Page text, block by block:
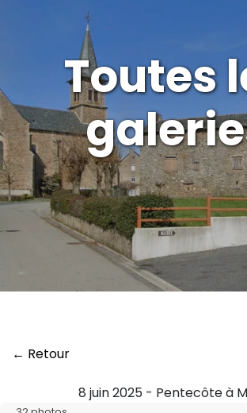
Toutes
← Retour
8 juin 2025 - Pentecôte à